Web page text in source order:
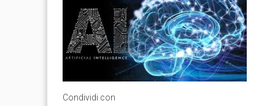
Condividi con